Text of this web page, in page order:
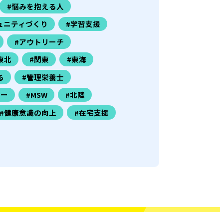
#悩みを抱える人
ニティづくり
#学習支援
#アウトリーチ
北 #関東
#東海
#管理栄養士
#MSW
#北陸
#健康意識の向上
#在宅支援